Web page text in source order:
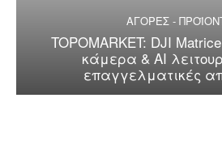
ΑΓΟΡΕΣ -
TOPOMARKET: DJI
κάμερα & AI
επαγγελματικές